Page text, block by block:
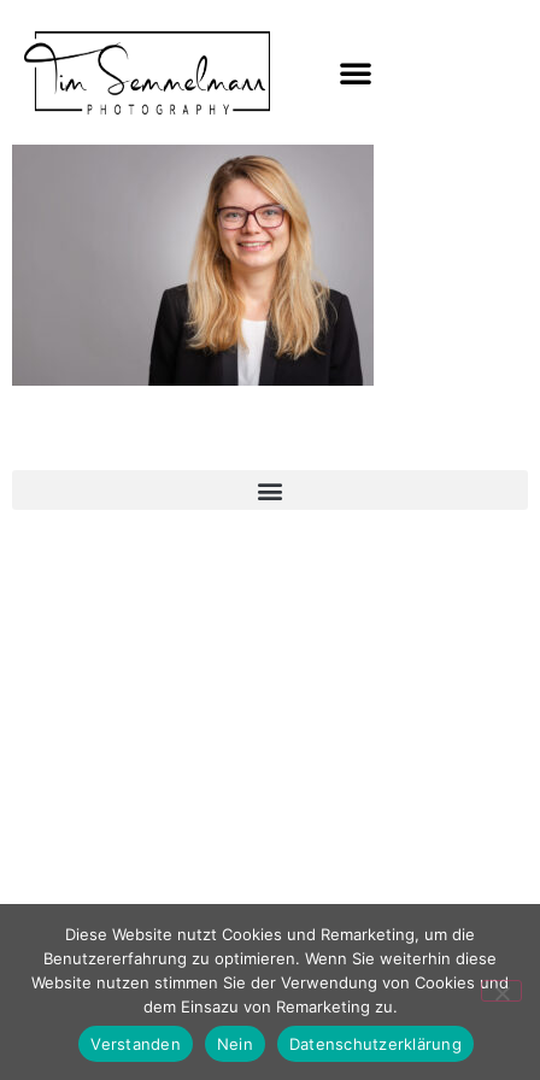
Diese Website nutzt Cookies und Remarketing, um die
Benutzererfahrung zu optimieren. Wenn Sie weiterhin diese
Website nutzen stimmen Sie der Verwendung von Cookies und
dem Einsazu von Remarketing zu.
Verstanden
Nein Datenschutzerklärung